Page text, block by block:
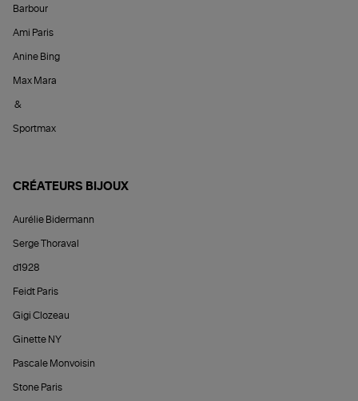
Barbour
Ami Paris
Anine Bing
Max Mara
&
Sportmax
CRÉATEURS BIJOUX
Aurélie Bidermann
Serge Thoraval
d1928
Feidt Paris
Gigi Clozeau
Ginette NY
Pascale Monvoisin
Stone Paris